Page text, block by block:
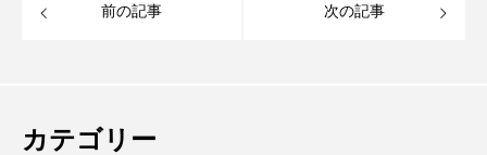
前の記事 次の記事
カテゴリー